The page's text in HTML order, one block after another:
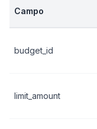
Campo
budget_id
limit_amount